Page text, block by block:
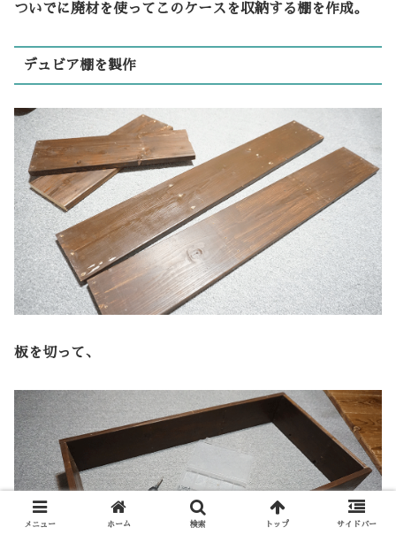
ついでに廃材を使ってこのケースを収納する棚を作成。
デュビア棚を製作
板を切って、
メニュー ホーム 検索 トップ サイドバー